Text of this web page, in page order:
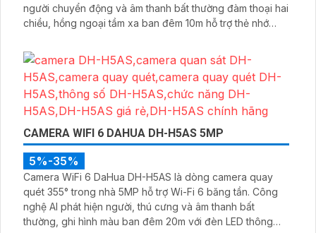
người chuyển động và âm thanh bất thường đàm thoại hai
chiều, hồng ngoại tầm xa ban đêm 10m hỗ trợ thẻ nhớ
DMSS
CAMERA WIFI 6 DAHUA DH-H5AS 5MP
5%-35%
Camera WiFi 6 DaHua DH-H5AS là dòng camera quay
quét 355° trong nhà 5MP hỗ trợ Wi-Fi 6 băng tần. Công
nghệ AI phát hiện người, thú cưng và âm thanh bất
thường, ghi hình màu ban đêm 20m với đèn LED thông